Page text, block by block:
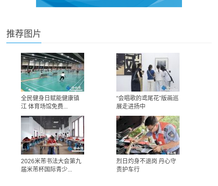
推荐图片
全民健身日赋能健康镇
江 体育场馆免费...
“会唱歌的鸢尾花”版画巡
展走进扬中
2026米芾书法大会第九
届米芾杯国际青少...
烈日灼身不退岗 丹心守
责护车行